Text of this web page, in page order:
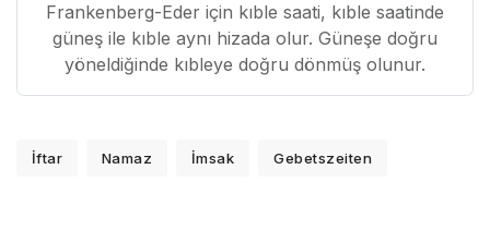
Frankenberg-Eder için kıble saati, kıble saatinde
güneş ile kıble aynı hizada olur. Güneşe doğru
yöneldiğinde kıbleye doğru dönmüş olunur.
İftar Namaz İmsak Gebetszeiten